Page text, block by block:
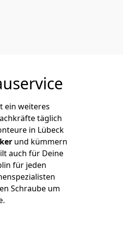
ein weiteres
täglich
in Lübeck
und kümmern
auch für Deine
für jeden
Schraube um